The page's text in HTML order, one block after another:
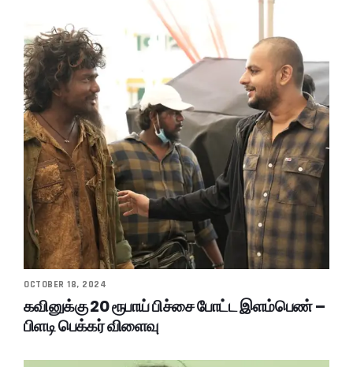
OCTOBER 18, 2024
கவினுக்கு 20 ரூபாய் பிச்சை போட்ட இளம்பெண் –
பிளடி பெக்கர் விளைவு